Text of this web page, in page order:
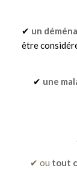
✔ un
être
✔ une
✔ ou tout